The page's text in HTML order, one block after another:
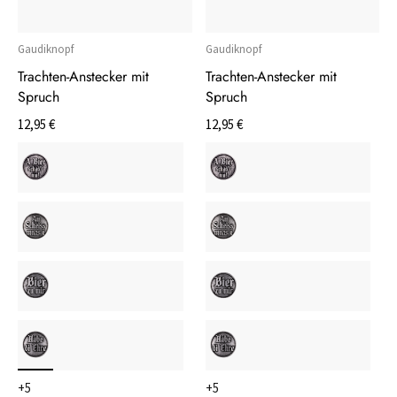
Gaudiknopf
Trachten-Anstecker mit
Spruch
12,95 €
+5
Gaudiknopf
Trachten-Anstecker mit
Spruch
12,95 €
+5